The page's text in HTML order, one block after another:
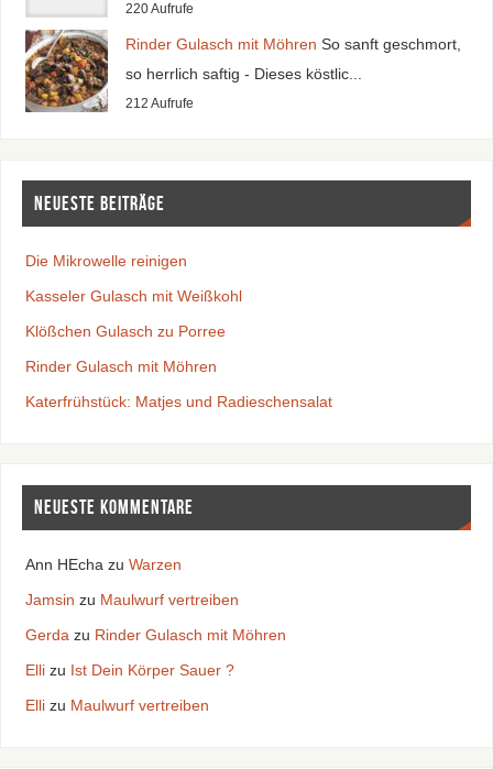
220 Aufrufe
Rinder Gulasch mit Möhren So sanft geschmort,
so herrlich saftig - Dieses köstlic...
212 Aufrufe
Neueste Beiträge
Die Mikrowelle reinigen
Kasseler Gulasch mit Weißkohl
Klößchen Gulasch zu Porree
Rinder Gulasch mit Möhren
Katerfrühstück: Matjes und Radieschensalat
Neueste Kommentare
Ann HEcha zu Warzen
Jamsin zu Maulwurf vertreiben
Gerda zu Rinder Gulasch mit Möhren
Ellizu Ist Dein Körper Sauer ?
Ellizu Maulwurf vertreiben